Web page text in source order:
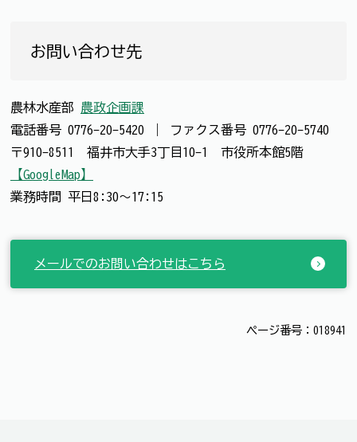
お問い合わせ先
農林水産部 農政企画課
電話番号 0776-20-5420 ファクス番号 0776-20-5740
〒910-8511 福井市大手3丁目10-1 市役所本館5階
【GoogleMap】
業務時間 平日8:30～17:15
メールでのお問い合わせはこちら
ページ番号：018941